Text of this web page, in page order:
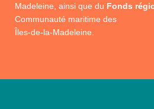
Madeleine, ainsi que du Fonds
Communauté maritime des
Îles-de-la-Madeleine.